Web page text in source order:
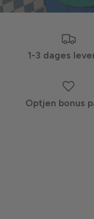
1-3 dages
Optjen bonus